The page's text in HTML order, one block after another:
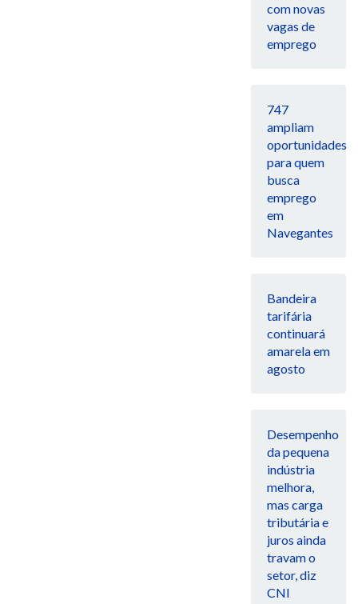
com novas
vagas de
emprego
747
ampliam
oportunidades
para quem
busca
emprego
em
Navegantes
Bandeira
tarifária
continuará
amarela em
agosto
Desempenho
da pequena
indústria
melhora,
mas carga
tributária e
juros ainda
travam o
setor, diz
CNI